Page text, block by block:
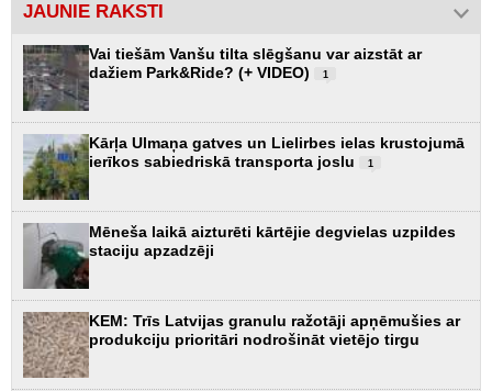
JAUNIE RAKSTI
Vai tiešām Vanšu tilta slēgšanu var aizstāt ar
dažiem Park&Ride? (+ VIDEO)
1
Kārļa Ulmaņa gatves un Lielirbes ielas krustojumā
ierīkos sabiedriskā transporta joslu
1
Mēneša laikā aizturēti kārtējie degvielas uzpildes
staciju apzadzēji
KEM: Trīs Latvijas granulu ražotāji apņēmušies ar
produkciju prioritāri nodrošināt vietējo tirgu